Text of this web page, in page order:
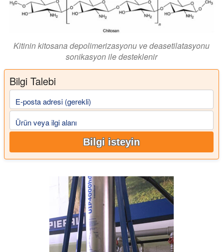
Kitinin kitosana depolimerizasyonu ve deasetilatasyonu
sonikasyon ile desteklenir
Bilgi Talebi
E-posta adresi (gerekli)
Ürün veya ilgi alanı
Bilgi isteyin